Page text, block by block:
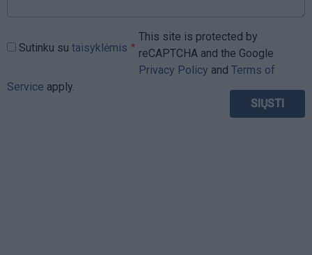
Sutinku su taisyklėmis
This site is protected by
reCAPTCHA and the Google
Privacy Policy and Terms of
Service apply.